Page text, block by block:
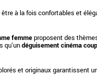
à la fois confortables et
femmeproposent des
qu’undéguisement cinéma
et originaux garantissent